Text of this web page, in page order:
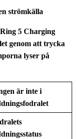
strömkälla
5 Charging
genom att trycka
lyser på
är inte i